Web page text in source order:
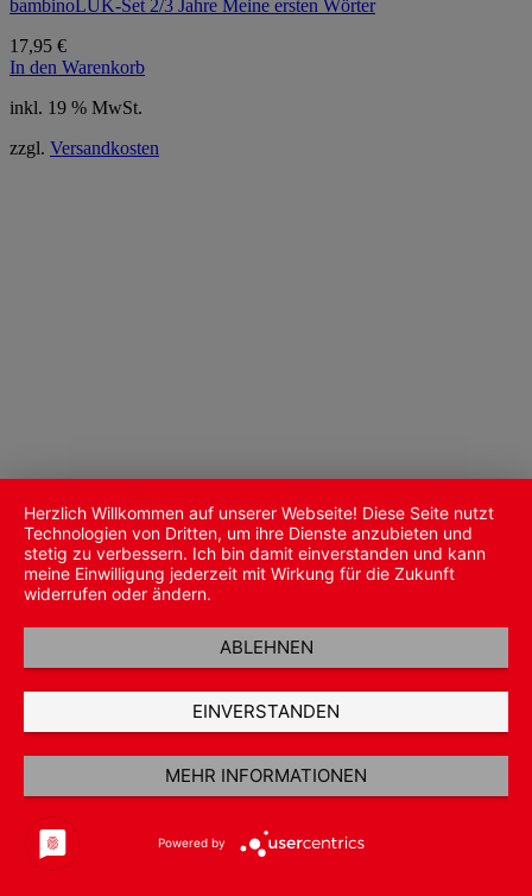
bambinoLÜK-Set 2/3 Jahre Meine ersten Wörter
17,95 €
In den Warenkorb
inkl. 19 % MwSt.
zzgl. Versandkosten
Herzlich Willkommen auf unserer Webseite! Diese Seite nutzt
Technologien von Dritten, um ihre Dienste anzubieten und
stetig zu verbessern. Ich bin damit einverstanden und kann
meine Einwilligung jederzeit mit Wirkung für die Zukunft
widerrufen oder ändern.
ABLEHNEN
EINVERSTANDEN
MEHR INFORMATIONEN
Powered by